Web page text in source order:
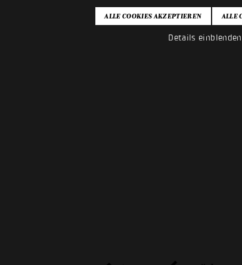
Details einblenden